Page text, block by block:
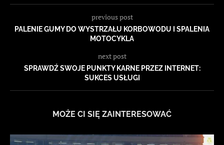
previous post
PALENIE GUMY DO WYSTRZAŁU KORBOWODU I SPALENIA
MOTOCYKLA
next post
SPRAWDŹ SWOJE PUNKTY KARNE PRZEZ INTERNET:
SUKCES USŁUGI
MOŻE CI SIĘ ZAINTERESOWAĆ